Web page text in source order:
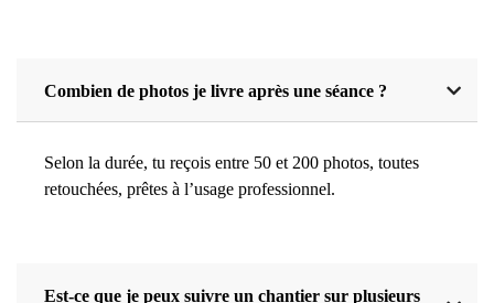
Combien de photos je livre après une séance ?
Selon la durée, tu reçois entre 50 et 200 photos, toutes
retouchées, prêtes à l’usage professionnel.
Est-ce que je peux suivre un chantier sur plusieurs